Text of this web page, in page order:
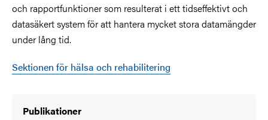
och rapportfunktioner som resulterat i ett tidseffektivt och
datasäkert system för att hantera mycket stora datamängder
under lång tid.
Sektionen för hälsa och rehabilitering
Publikationer